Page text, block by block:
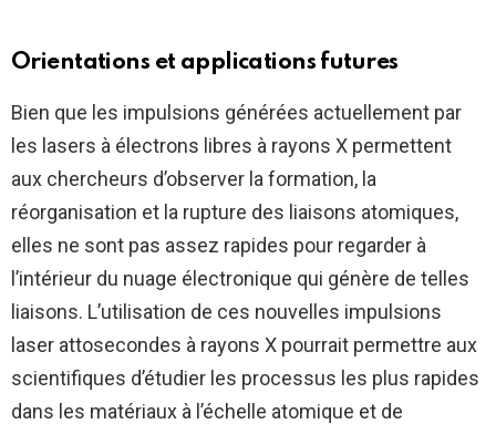
Orientations et applications futures
Bien que les impulsions générées actuellement par
les lasers à électrons libres à rayons X permettent
aux chercheurs d’observer la formation, la
réorganisation et la rupture des liaisons atomiques,
elles ne sont pas assez rapides pour regarder à
l’intérieur du nuage électronique qui génère de telles
liaisons. L’utilisation de ces nouvelles impulsions
laser attosecondes à rayons X pourrait permettre aux
scientifiques d’étudier les processus les plus rapides
dans les matériaux à l’échelle atomique et de